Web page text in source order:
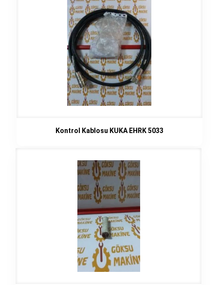
Kontrol Kablosu KUKA EHRK 5033